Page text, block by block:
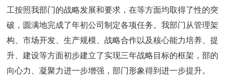
工按照我部门的战略发展和要求，在等方面均取得了性的突
破，圆满地完成了年初公司制定各项任务。我部门从管理架
构、市场开发、生产规模、战略合作以及核心能力培养、提
升、建设等方面初步建立了实现三年战略目标的框架，部的
向心力、凝聚力进一步增强，部门形象得到进一步提升。